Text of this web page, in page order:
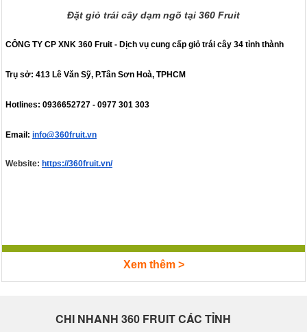
Đặt giỏ trái cây dạm ngõ tại 360 Fruit
CÔNG TY CP XNK 360 Fruit - Dịch vụ cung cấp giỏ trái cây 34 tỉnh thành
Trụ sở: 413 Lê Văn Sỹ, P.Tân Sơn Hoà, TPHCM
Hotlines: 0936652727 - 0977 301 303
Email: info@360fruit.vn
Website: https://360fruit.vn/
Xem thêm >
CHI NHANH 360 FRUIT CÁC TỈNH